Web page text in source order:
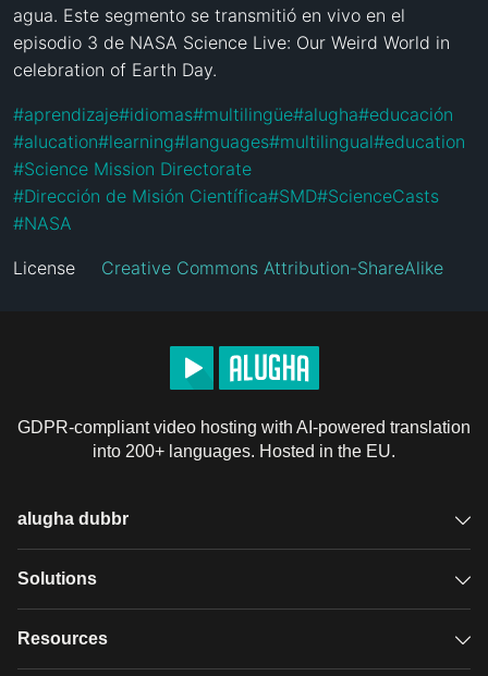
agua. Este segmento se transmitió en vivo en el
episodio 3 de NASA Science Live: Our Weird World in
celebration of Earth Day.
#aprendizaje#idiomas#multilingüe#alugha#educación
#alucation#learning#languages#multilingual#education
#Science Mission Directorate
#Dirección de Misión Científica#SMD#ScienceCasts
#NASA
License Creative Commons Attribution-ShareAlike
GDPR-compliant video hosting with AI-powered translation
into 200+ languages. Hosted in the EU.
alugha dubbr
Overview
Solutions
GDPR video hosting
Resources